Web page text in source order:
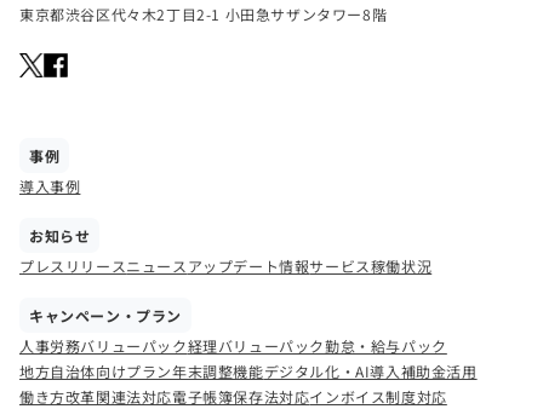
東京都渋谷区代々木2丁目2-1 小田急サザンタワー8階
事例
導入事例
お知らせ
プレスリリースニュース アップデート情報サービス稼働状況
キャンペーン・プラン
人事労務バリューパック経理バリューパック勤怠・給与パック
地方自治体向けプラン年末調整機能デジタル化・AI導入補助金活用
働き方改革関連法対応電子帳簿保存法対応インボイス制度対応